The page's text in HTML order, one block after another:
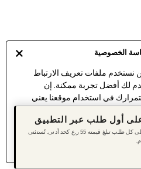
الخصوصية
نستخدم ملفات تعريف الارتباط
لك أفضل تجربة ممكنة. إن
في استخدام موقعنا يعني
المزيد عن إدارة إعدادات ملفات
الارتباط (الكوكيز).
يُطبق العرض تلقائيًا في صفحة السداد على كل طلب تبلغ قيمته 55 ر.ع كحد أدنى. تُستثنى